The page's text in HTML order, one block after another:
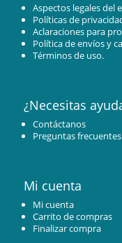
Aspectos legales del
Políticas de
Aclaraciones para
Política de envíos y
Términos de uso.
¿Necesitas
Contáctanos
Preguntas frecuentes
Mi cuenta
Mi cuenta
Carrito de compras
Finalizar compra